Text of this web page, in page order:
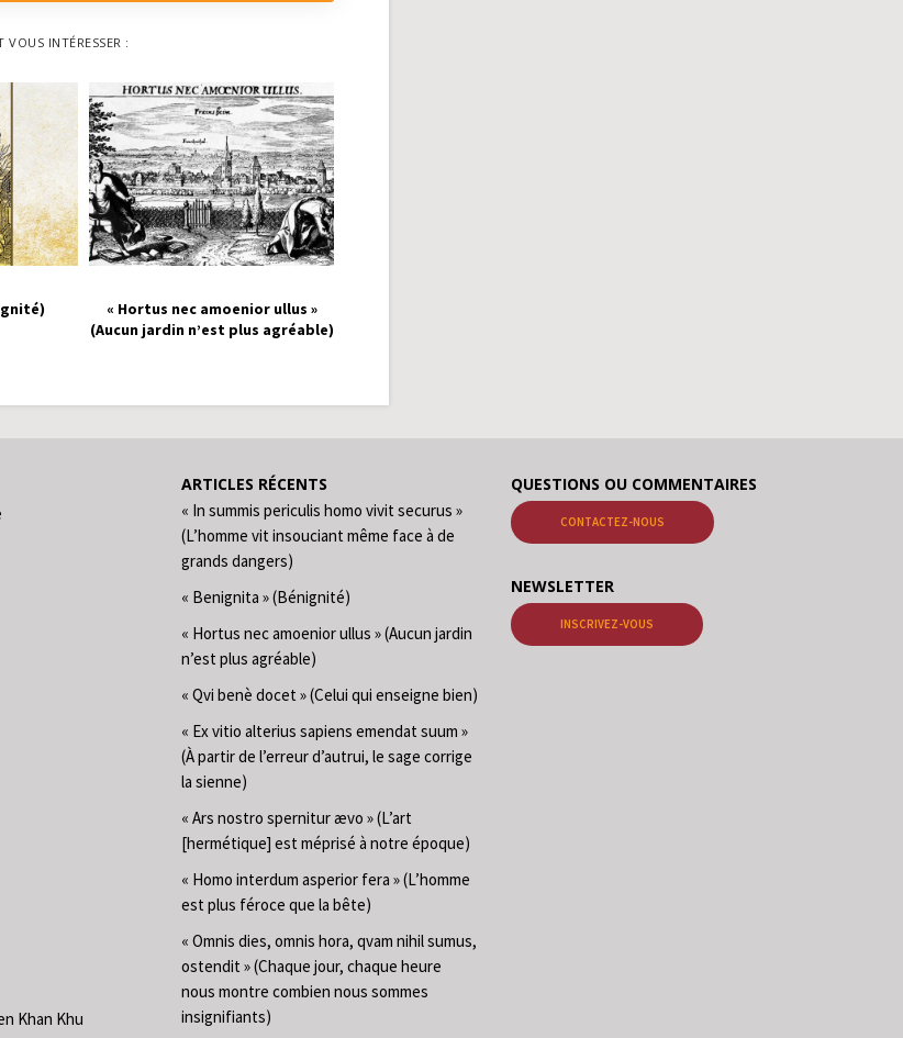
VOUS INTÉRESSER :
« Hortus nec amoenior ullus »
(Aucun jardin n’est plus agréable)
Khan Khu
ARTICLES RÉCENTS
« In summis periculis homo vivit securus »
(L’homme vit insouciant même face à de
grands dangers)
« Benignita » (Bénignité)
« Hortus nec amoenior ullus » (Aucun jardin
n’est plus agréable)
« Qvi benè docet » (Celui qui enseigne bien)
« Ex vitio alterius sapiens emendat suum »
(À partir de l’erreur d’autrui, le sage corrige
la sienne)
« Ars nostro spernitur ævo » (L’art
[hermétique] est méprisé à notre époque)
« Homo interdum asperior fera » (L’homme
est plus féroce que la bête)
« Omnis dies, omnis hora, qvam nihil sumus,
ostendit » (Chaque jour, chaque heure
nous montre combien nous sommes
insignifiants)
QUESTIONS OU COMMENTAIRES
CONTACTEZ-NOUS
NEWSLETTER
INSCRIVEZ-VOUS